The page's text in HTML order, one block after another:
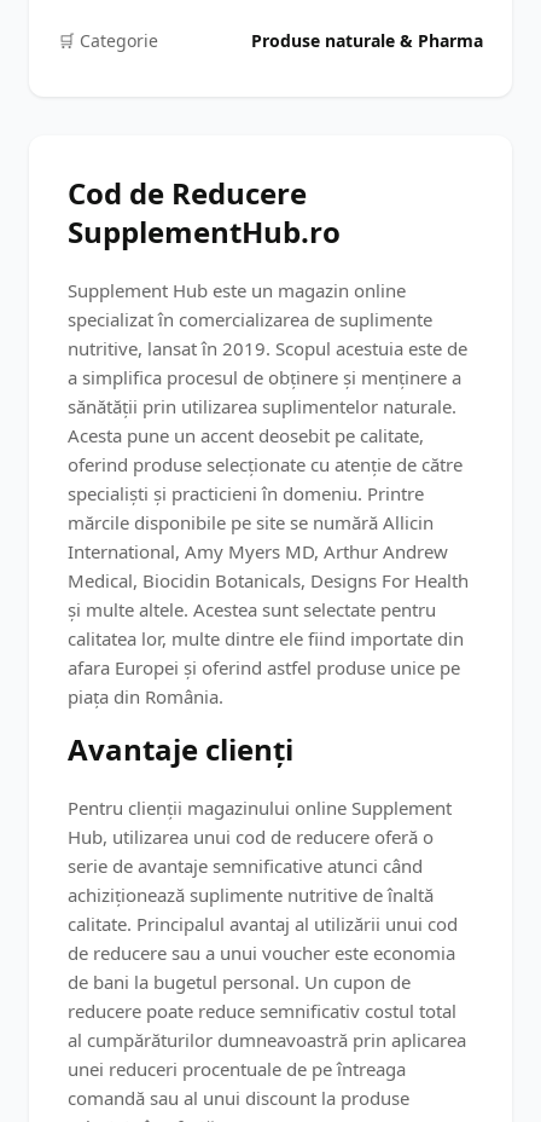
🛒️ Categorie Produse naturale & Pharma
Cod de Reducere
SupplementHub.ro
Supplement Hub este un magazin online
specializat în comercializarea de suplimente
nutritive, lansat în 2019. Scopul acestuia este de
a simplifica procesul de obținere și menținere a
sănătății prin utilizarea suplimentelor naturale.
Acesta pune un accent deosebit pe calitate,
oferind produse selecționate cu atenție de către
specialiști și practicieni în domeniu. Printre
mărcile disponibile pe site se numără Allicin
International, Amy Myers MD, Arthur Andrew
Medical, Biocidin Botanicals, Designs For Health
și multe altele. Acestea sunt selectate pentru
calitatea lor, multe dintre ele fiind importate din
afara Europei și oferind astfel produse unice pe
piața din România​​​​​​.
Avantaje clienți
Pentru clienții magazinului online Supplement
Hub, utilizarea unui cod de reducere oferă o
serie de avantaje semnificative atunci când
achiziționează suplimente nutritive de înaltă
calitate. Principalul avantaj al utilizării unui cod
de reducere sau a unui voucher este economia
de bani la bugetul personal. Un cupon de
reducere poate reduce semnificativ costul total
al cumpărăturilor dumneavoastră prin aplicarea
unei reduceri procentuale de pe întreaga
comandă sau al unui discount la produse